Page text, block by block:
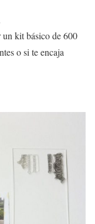
un kit básico de 600
o si te encaja